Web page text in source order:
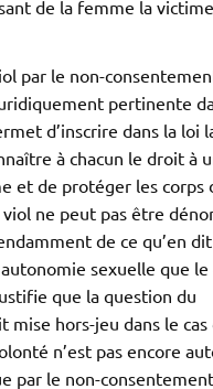
de la femme la
par le non-
pertinente
d’inscrire dans la loi
à chacun le droit à
et de protéger les corps
ne peut pas être
de ce qu’en
autonomie sexuelle que
que la question du
mise hors-jeu dans le cas
n’est pas encore
par le non-